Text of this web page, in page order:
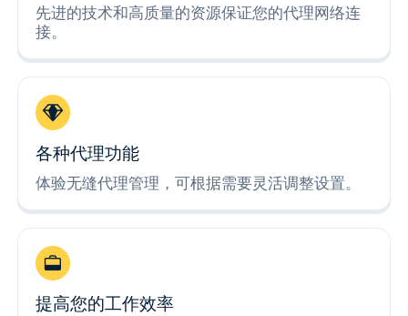
先进的技术和高质量的资源保证您的代理网络连
接。
各种代理功能
体验无缝代理管理，可根据需要灵活调整设置。
提高您的工作效率